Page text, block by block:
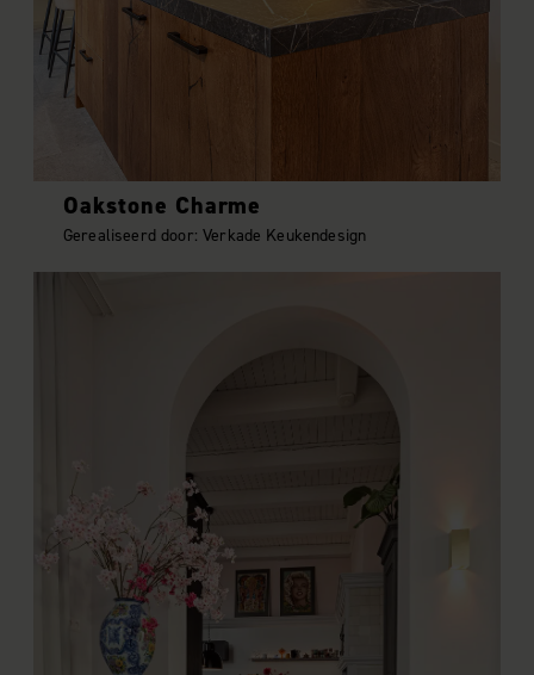
Oakstone Charme
Gerealiseerd door: Verkade Keukendesign